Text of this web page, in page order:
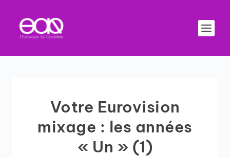
Votre Eurovision
mixage : les années
« Un » (1)